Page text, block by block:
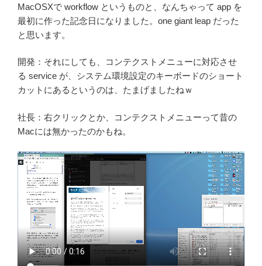
MacOSXで workflow というものと、なんちゃって app を
最初に作った記念日になりました。one giant leap だった
と思います。
開発：それにしても、コンテクストメニューに対応させ
る service が、システム環境設定のキーボードのショート
カットにあるというのは、たまげましたねｗ
社長：右クリックとか、コンテクストメニューって昔の
Macには無かったのかもね。